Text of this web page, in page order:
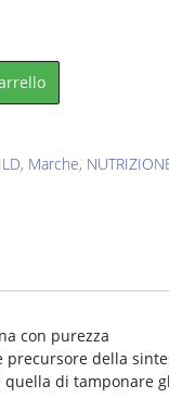
, Marche,
con purezza
precursore della
di tamponare